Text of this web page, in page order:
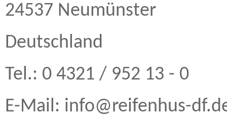
24537 Neumünster
Deutschland
Tel.: 0 4321 / 952 13 - 0
E-Mail: info@reifenhus-